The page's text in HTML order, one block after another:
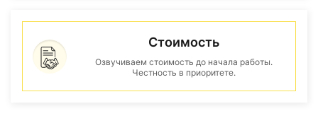
Стоимость
Озвучиваем стоимость до начала работы.
Честность в приоритете.